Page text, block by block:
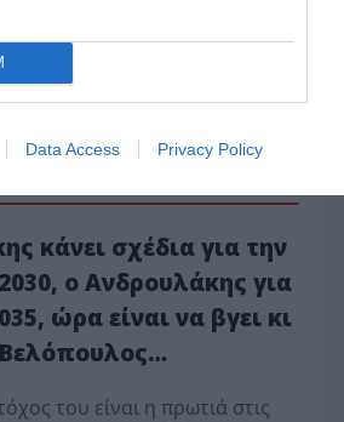
Data Access Privacy Policy
κάνει σχέδια για την
ο Ανδρουλάκης για
ώρα είναι να βγει κι
του είναι η πρωτιά στις